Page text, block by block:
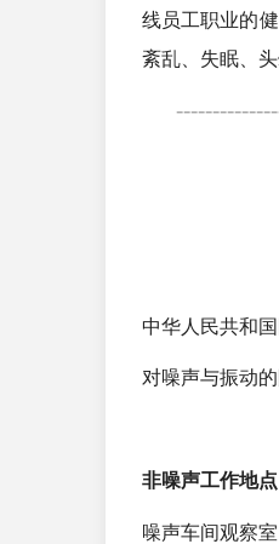
线员工职业的
紊乱、失眠、
中华人民共和
对噪声与振动
非噪声工作地点
噪声车间观察